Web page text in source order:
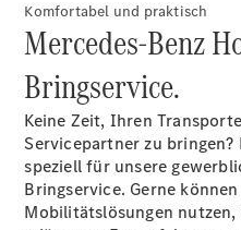
Übersicht
SmallRepair
&
Wartung
Reparatur
Komfortabel und praktisch
Mercedes-Benz
Bringservice.
Keine Zeit, Ihren
Servicepartner zu bringen?
speziell für unsere
Bringservice. Gerne
Mobilitätslösungen nutzen,